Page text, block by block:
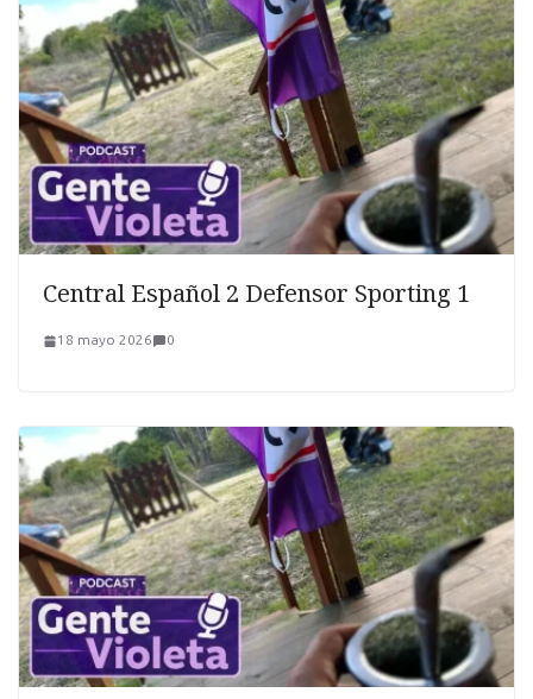
Central Español 2 Defensor Sporting 1
18 mayo 2026 0